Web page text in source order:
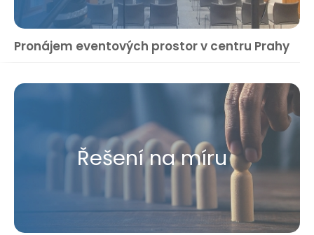
Pronájem eventových prostor v centru Prahy
Řešení na míru